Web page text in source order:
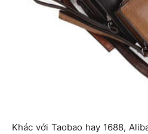
Khác với Taobao hay 1688,